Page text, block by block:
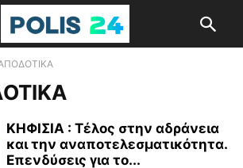
ΚΗΦΙΣΙΑ : Τέλος στην αδράνεια
και την αναποτελεσματικότητα.
Επενδύσεις για το...